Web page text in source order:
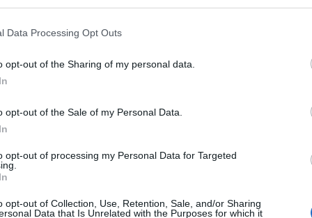
Data Processing Opt Outs
opt-out of the Sharing of my personal data.
opt-out of the Sale of my Personal Data.
opt-out of processing my Personal Data for Targeted
opt-out of Collection, Use, Retention, Sale, and/or Sharing
Data that Is Unrelated with the Purposes for which it
hogy az amerikai olajvállalatok visszatérnek
olajiparát. Trump az Atlantic című magazinnak arról beszélt,
venezuelai elnök nagyobb árat is fizethet, mint Maduro...
tartalmazza:
cikkarchívum